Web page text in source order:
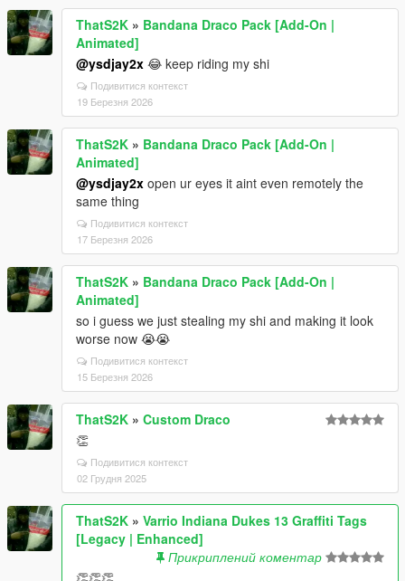
ThatS2K » Bandana Draco Pack [Add-On |
Animated]
@ysdjay2x 😂 keep riding my shi
Подивитися контекст
19 Березня 2026
ThatS2K » Bandana Draco Pack [Add-On |
Animated]
@ysdjay2x open ur eyes it aint even remotely the
same thing
Подивитися контекст
17 Березня 2026
ThatS2K » Bandana Draco Pack [Add-On |
Animated]
so i guess we just stealing my shi and making it look
worse now 😭😭
Подивитися контекст
15 Березня 2026
ThatS2K » Custom Draco
👏
Подивитися контекст
02 Грудня 2025
ThatS2K » Varrio Indiana Dukes 13 Graffiti Tags
[Legacy | Enhanced]
Прикриплений коментар
👏👏👏